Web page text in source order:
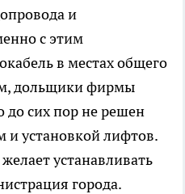
и
с этим
в местах общего
дольщики фирмы
до сих пор не решен
и установкой лифтов.
устанавливать
города.